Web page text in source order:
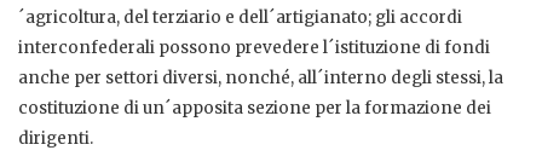
´agricoltura, del terziario e dell´artigianato; gli accordi
interconfederali possono prevedere l´istituzione di fondi
anche per settori diversi, nonché, all´interno degli stessi, la
costituzione di un´apposita sezione per la formazione dei
dirigenti.